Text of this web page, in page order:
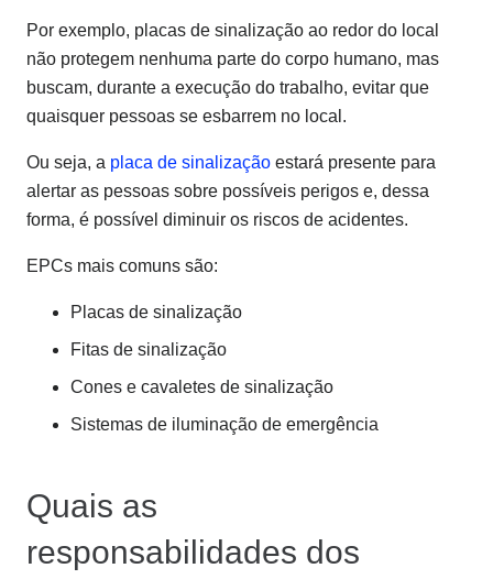
Por exemplo, placas de sinalização ao redor do local
não protegem nenhuma parte do corpo humano, mas
buscam, durante a execução do trabalho, evitar que
quaisquer pessoas se esbarrem no local.
Ou seja, a placa de sinalização estará presente para
alertar as pessoas sobre possíveis perigos e, dessa
forma, é possível diminuir os riscos de acidentes.
EPCs mais comuns são:
Placas de sinalização
Fitas de sinalização
Cones e cavaletes de sinalização
Sistemas de iluminação de emergência
Quais as
responsabilidades dos